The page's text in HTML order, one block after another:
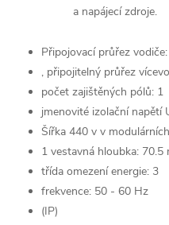
a napájecí zdroje.
Připojovací průřez
, připojitelný průřez
počet zajištěných pólů: 1
jmenovité izolační napětí
Šířka 440 v v
1 vestavná hloubka: 70.5
třída omezení energie: 3
frekvence: 50 - 60 Hz
(IP)